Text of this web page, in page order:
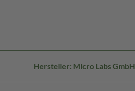
Hersteller: Micro Labs GmbH